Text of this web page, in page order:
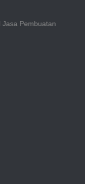
Pembuatan